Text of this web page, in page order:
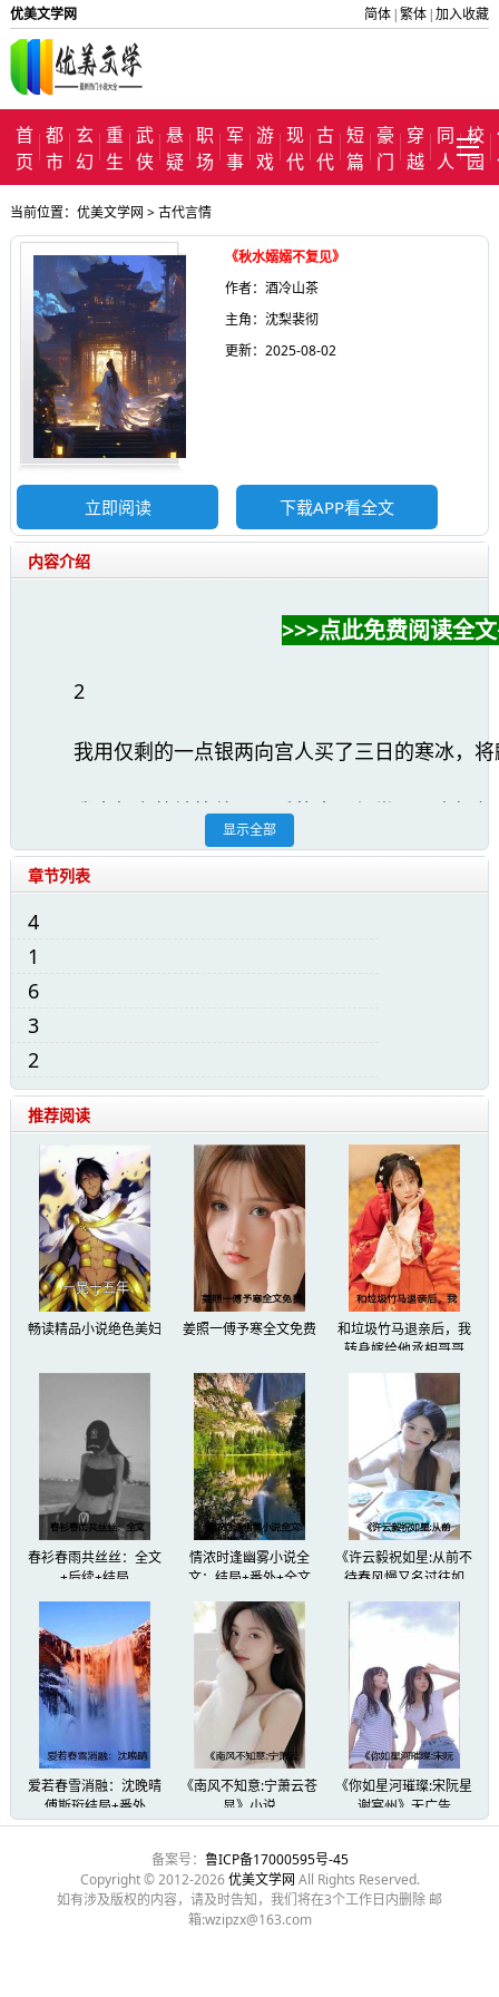
优美文学网 简体 |繁体 |加入收藏
首
页
都
市
玄
幻
重
生
武
侠
悬
疑
职
场
军
事
游
戏
现
代
古
代
短
篇
豪
门
穿
越
同
人
校
园
当前位置： 优美文学网 >古代言情
《秋水嫋嫋不复见》
作者：酒冷山茶
主角：沈梨裴彻
更新：2025-08-02
立即阅读 下载APP看全文
内容介绍
>>>点此免费阅读全
2
我用仅剩的一点银两向宫人买了三日的寒冰，
我本想安静地等待三日后的大殿行赏，可贵妃
她说她因为昨夜失眠而头痛，要我这个擅长按
只有裴彻知道我擅长按摩推拿。
漠北严寒，裴彻常常被冻得说不出话，是我用
恢复气血。
为此，我的手总是常年长满冻疮。
那时他醒来就握着我的手哈气，试图为我暖手
「阿梨的手同样金贵，不应为我劳碌至此。」
可如今他却要我用推拿的手来伺候别人。
我不想再惹事端，只想平稳度过这三日，和我
显示全部
章节列表
4
1
6
3
2
推荐阅读
畅读精品小说绝色美妇 姜照一傅予寒全文免费
和垃圾竹马退亲后，我
转身嫁给他丞相哥哥
春衫春雨共丝丝：全文
+后续+结局
情浓时逢幽雾小说全
文：结局+番外+全文
《许云毅祝如星:从前不
待春风慢又名过往如
烟，走在向前的路》:纯
净版无弹窗+大结局
爱若春雪消融：沈晚晴
傅斯珩结局+番外
《南风不知意:宁萧云苍
显》小说
《你如星河璀璨:宋阮星
谢宴州》无广告
备案号： 鲁ICP备17000595号-45
Copyright © 2012-2026优美文学网 All Rights Reserved.
如有涉及版权的内容，请及时告知，我们将在3个工作日内删除 邮
箱:wzipzx@163.com